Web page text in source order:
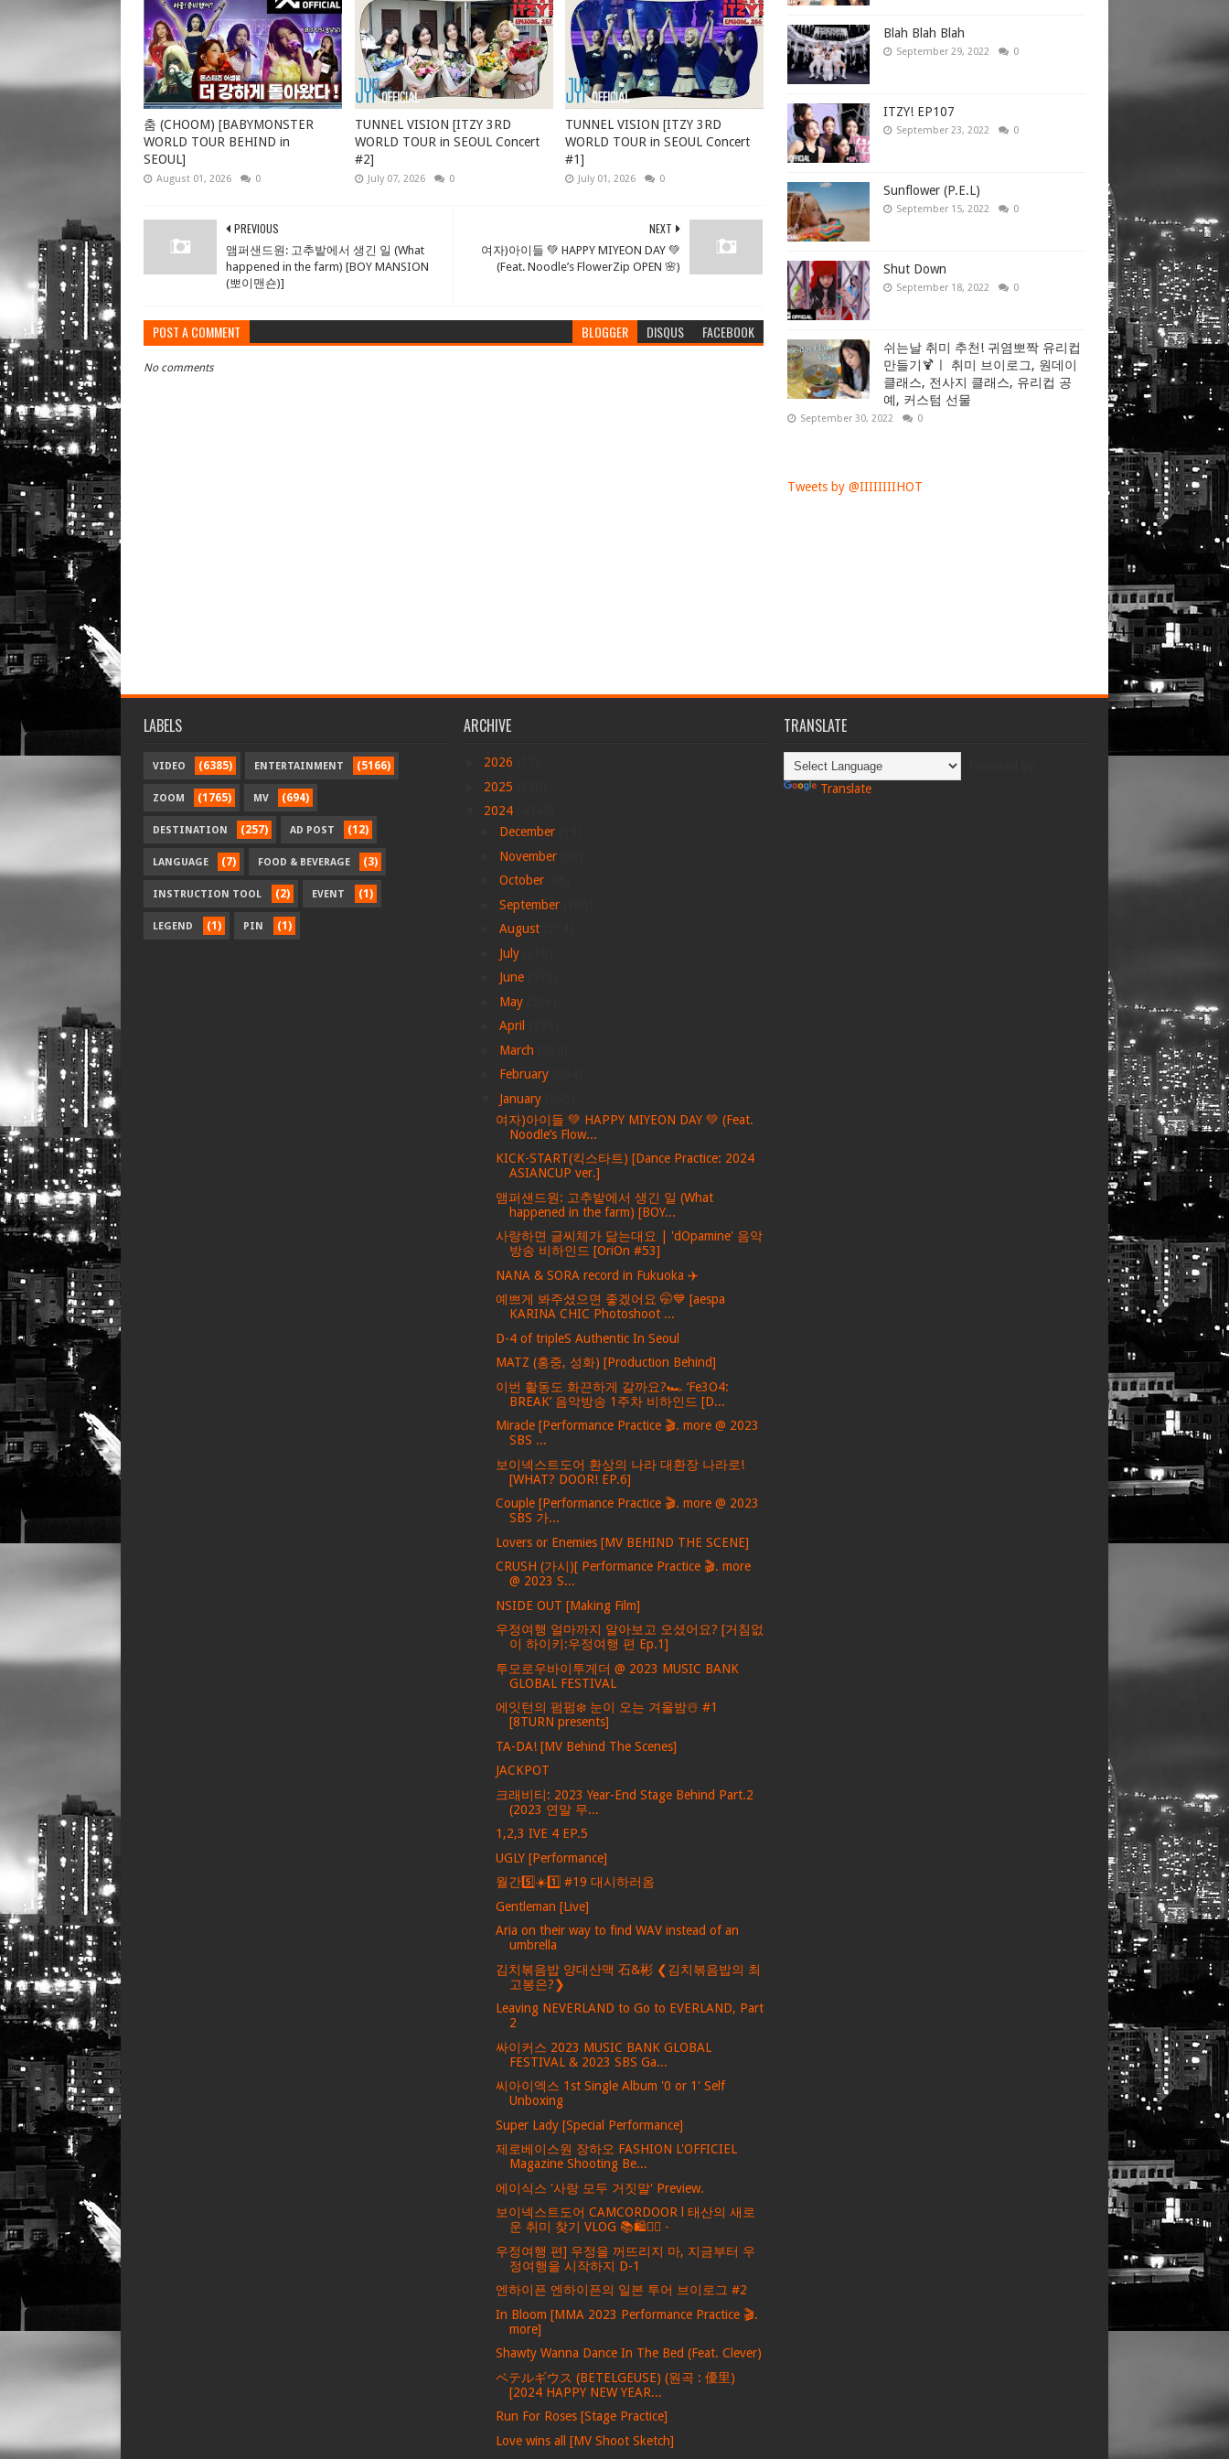
춤 (CHOOM) [BABYMONSTER
WORLD TOUR BEHIND in
SEOUL]
August 01, 2026 0
TUNNEL VISION [ITZY 3RD
WORLD TOUR in SEOUL Concert
#2]
July 07, 2026 0
TUNNEL VISION [ITZY 3RD
WORLD TOUR in SEOUL Concert
#1]
July 01, 2026 0
NEXT
여자)아이들 💚 HAPPY MIYEON DAY 💚
(Feat. Noodle’s FlowerZip OPEN 🌸)
PREVIOUS
앰퍼샌드원: 고추밭에서 생긴 일 (What
happened in the farm) [BOY MANSION
(뽀이맨숀)]
POST A COMMENT BLOGGER DISQUS FACEBOOK
No comments
Blah Blah Blah
September 29, 2022 0
ITZY! EP107
September 23, 2022 0
Sunflower (P.E.L)
September 15, 2022 0
Shut Down
September 18, 2022 0
쉬는날 취미 추천! 귀염뽀짝 유리컵
만들기🍹ㅣ 취미 브이로그, 원데이
클래스, 전사지 클래스, 유리컵 공
예, 커스텀 선물
September 30, 2022 0
Tweets by @IIIIIIIIHOT
LABELS
VIDEO (6385) ENTERTAINMENT (5166)
ZOOM (1765) MV (694)
DESTINATION (257) AD POST (12)
LANGUAGE (7) FOOD & BEVERAGE (3)
INSTRUCTION TOOL (2) EVENT (1)
LEGEND (1) PIN (1)
ARCHIVE
2026
2025
2024
December
November
October
September
August
July
June
May
April
March
February
January
여자)아이들 💚 HAPPY MIYEON DAY 💚 (Feat.
Noodle’s Flow...
KICK-START(킥스타트) [Dance Practice: 2024
ASIANCUP ver.]
앰퍼샌드원: 고추밭에서 생긴 일 (What
happened in the farm) [BOY...
사랑하면 글씨체가 닮는대요 | 'dOpamine' 음악
방송 비하인드 [OriOn #53]
NANA & SORA record in Fukuoka ✈️
예쁘게 봐주셨으면 좋겠어요 🤭💙 [aespa
KARINA CHIC Photoshoot ...
D-4 of tripleS Authentic In Seoul
MATZ (홍중, 성화) [Production Behind]
이번 활동도 화끈하게 갈까요?🏎 ‘Fe3O4:
BREAK’ 음악방송 1주차 비하인드 [D...
Miracle [Performance Practice 🎬. more @ 2023
SBS ...
보이넥스트도어 환상의 나라 대환장 나라로!
[WHAT? DOOR! EP.6]
Couple [Performance Practice 🎬. more @ 2023
SBS 가...
Lovers or Enemies [MV BEHIND THE SCENE]
CRUSH (가시)[ Performance Practice 🎬. more
@ 2023 S...
NSIDE OUT [Making Film]
우정여행 얼마까지 알아보고 오셨어요? [거침없
이 하이키:우정여행 편 Ep.1]
투모로우바이투게더 @ 2023 MUSIC BANK
GLOBAL FESTIVAL
에잇턴의 펌펌❄️ 눈이 오는 겨울밤☃️ #1
[8TURN presents]
TA-DA! [MV Behind The Scenes]
JACKPOT
크래비티: 2023 Year-End Stage Behind Part.2
(2023 연말 무...
1,2,3 IVE 4 EP.5
UGLY [Performance]
월간5️⃣☀️1️⃣ #19 대시하러옴
Gentleman [Live]
Aria on their way to find WAV instead of an
umbrella
김치볶음밥 양대산맥 石&彬 ❮김치볶음밥의 최
고봉은?❯
Leaving NEVERLAND to Go to EVERLAND, Part
2
싸이커스 2023 MUSIC BANK GLOBAL
FESTIVAL & 2023 SBS Ga...
씨아이엑스 1st Single Album '0 or 1' Self
Unboxing
Super Lady [Special Performance]
제로베이스원 장하오 FASHION L'OFFICIEL
Magazine Shooting Be...
에이식스 '사랑 모두 거짓말' Preview.
보이넥스트도어 CAMCORDOOR l 태산의 새로
운 취미 찾기 VLOG 📚🛍️🏄‍♂️ -
우정여행 편] 우정을 꺼뜨리지 마, 지금부터 우
정여행을 시작하지 D-1
엔하이픈 엔하이픈의 일본 투어 브이로그 #2
In Bloom [MMA 2023 Performance Practice 🎬.
more]
Shawty Wanna Dance In The Bed (Feat. Clever)
ベテルギウス (BETELGEUSE) (원곡 : 優里)
[2024 HAPPY NEW YEAR...
Run For Roses [Stage Practice]
Love wins all [MV Shoot Sketch]
TRANSLATE
Translate